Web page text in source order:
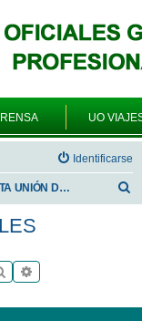
UO
Identificarse
REVISTA UNIÓN DE OFICIALES
r
Buscar